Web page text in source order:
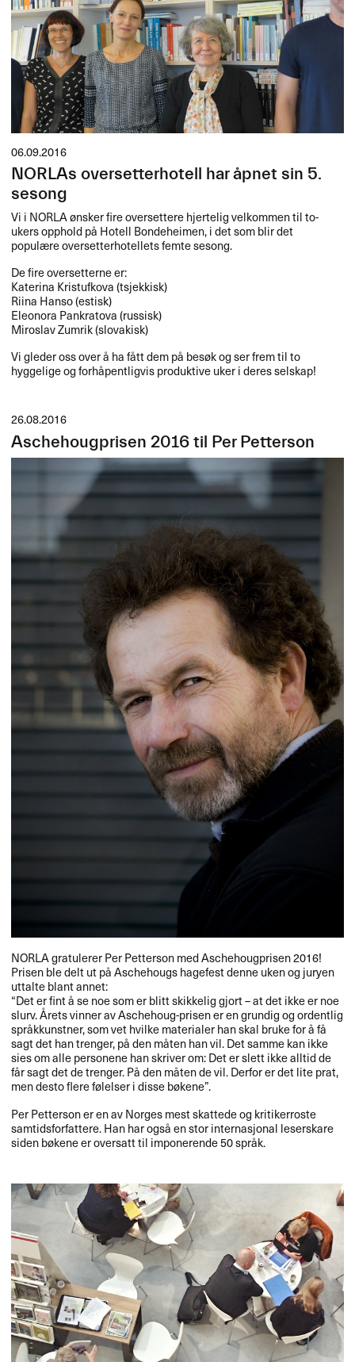
06.09.2016
NORLAs oversetterhotell har åpnet sin 5.
sesong
Vi i NORLAønsker fire oversettere hjertelig velkommen til to-
ukers opphold på Hotell Bondeheimen, i det som blir det
populære oversetterhotellets femte sesong.
De fire oversetterne er:
Katerina Kristufkova (tsjekkisk)
Riina Hanso (estisk)
Eleonora Pankratova (russisk)
Miroslav Zumrik (slovakisk)
Vi gleder oss over å ha fått dem på besøk og ser frem til to
hyggelige og forhåpentligvis produktive uker i deres selskap!
26.08.2016
Aschehougprisen 2016 til Per Petterson
NORLAgratulerer Per Petterson med Aschehougprisen 2016!
Prisen ble delt ut på Aschehougs hagefest denne uken og juryen
uttalte blant annet:
“Det er fint å se noe som er blitt skikkelig gjort – at det ikke er noe
slurv. Årets vinner av Aschehoug-prisen er en grundig og ordentlig
språkkunstner, som vet hvilke materialer han skal bruke for å få
sagt det han trenger, på den måten han vil. Det samme kan ikke
sies om alle personene han skriver om: Det er slett ikke alltid de
får sagt det de trenger. På den måten de vil. Derfor er det lite prat,
men desto flere følelser i disse bøkene”.
Per Petterson er en av Norges mest skattede og kritikerroste
samtidsforfattere. Han har også en stor internasjonal leserskare
siden bøkene er oversatt til imponerende 50 språk.